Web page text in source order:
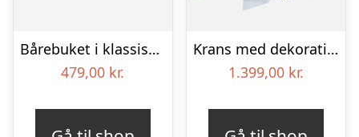
Bårebuket i klassisk stil – hvid
479,00 kr.
Krans med dekoration i klassisk stil – rød og hvid – med bånd
1.399,00 kr.